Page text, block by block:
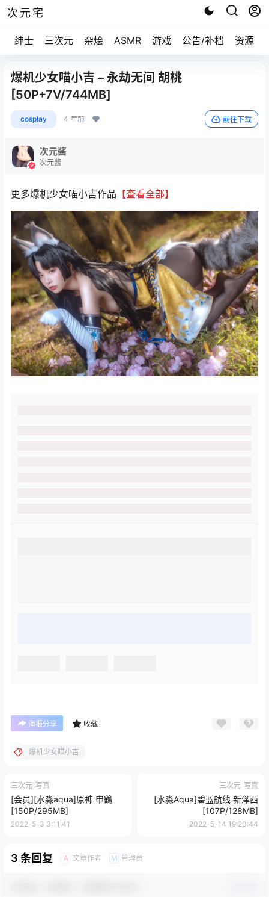
次元宅
绅士 三次元 杂烩 ASMR 游戏 公告/补档 资源求
爆机少女喵小吉 – 永劫无间 胡桃
[50P+7V/744MB]
cosplay 4 年前 前往下载
次元酱
次元酱
更多爆机少女喵小吉作品 【查看全部】
海报分享 收藏
爆机少女喵小吉
三次元 写真
[会员][水淼aqua]原神 申鶴
[150P/295MB]
2022-5-3 3:11:41
三次元 写真
[水淼Aqua]碧蓝航线 新泽西
[107P/128MB]
2022-5-14 19:20:44
3 条回复 A 文章作者 M 管理员